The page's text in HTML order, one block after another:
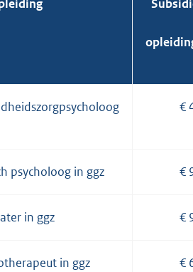
€
psycholoog in ggz €
in ggz €
in ggz €